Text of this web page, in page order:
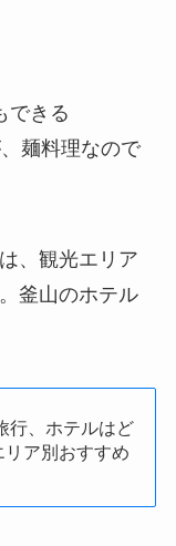
できる
麺料理なので
、観光エリア
釜山のホテル
行、ホテルはど
リア別おすすめ